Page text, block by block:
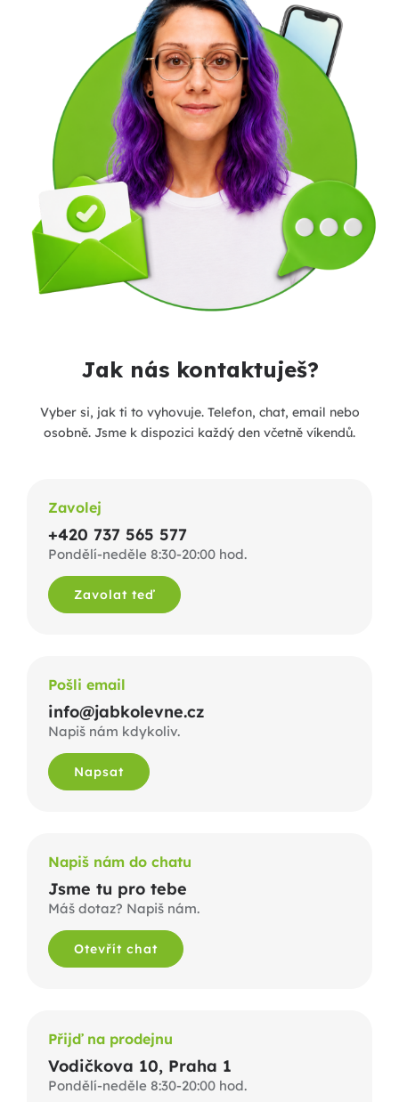
Jak nás kontaktuješ?
Vyber si, jak ti to vyhovuje. Telefon, chat, email nebo
osobně. Jsme k dispozici každý den včetně víkendů.
Zavolej
+420 737 565 577
Pondělí-neděle 8:30-20:00 hod.
Zavolat teď
Pošli email
info@jabkolevne.cz
Napiš nám kdykoliv.
Napsat
Napiš nám do chatu
Jsme tu pro tebe
Máš dotaz? Napiš nám.
Otevřít chat
Přijď na prodejnu
Vodičkova 10, Praha 1
Pondělí-neděle 8:30-20:00 hod.